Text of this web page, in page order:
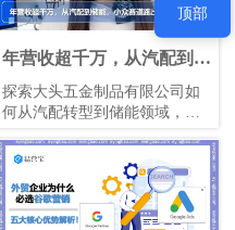
年营收超千万，从汽配到储
能，小众赛道跑出大卖！
（下篇）
探索大头五金制品有限公司如
何从汽配转型到储能领域，通
BOSS和精准的营销策略，成功
拓展海外市场，年营收超千
万。
顶部